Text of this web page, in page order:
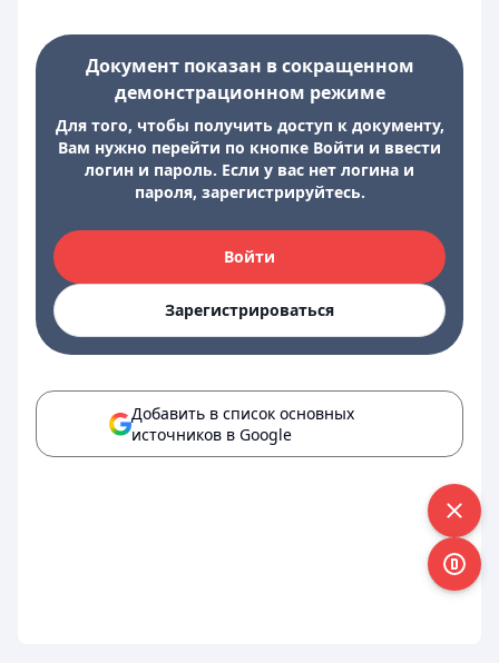
Документ показан в сокращенном
демонстрационном режиме
Для того, чтобы получить доступ к документу,
Вам нужно перейти по кнопке Войти и ввести
логин и пароль. Если у вас нет логина и
пароля, зарегистрируйтесь.
Войти
Зарегистрироваться
Добавить в список основных
источников в Google